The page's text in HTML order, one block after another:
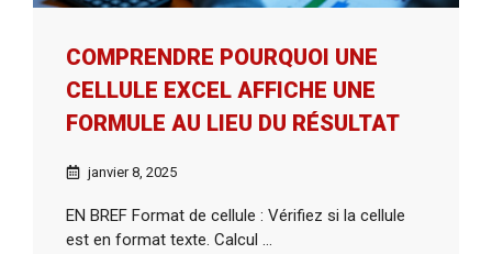
COMPRENDRE POURQUOI UNE
CELLULE EXCEL AFFICHE UNE
FORMULE AU LIEU DU RÉSULTAT
janvier 8, 2025
EN BREF Format de cellule : Vérifiez si la cellule
est en format texte. Calcul ...